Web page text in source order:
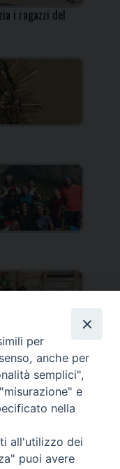
i ragazzi del
per
anche per
semplici",
e
nella
all'utilizzo dei
puoi avere